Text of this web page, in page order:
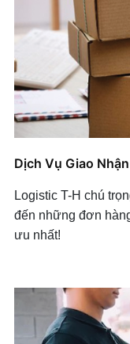
Dịch Vụ Giao
Logistic T-H chú
đến những đơn
ưu nhất!